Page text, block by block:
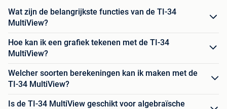
Wat zijn de belangrijkste functies van de TI-34
MultiView?
Hoe kan ik een grafiek tekenen met de TI-34
MultiView?
Welcher soorten berekeningen kan ik maken met de
TI-34 MultiView?
Is de TI-34 MultiView geschikt voor algebraïsche